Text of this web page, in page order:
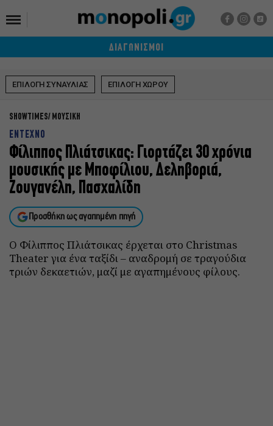
ΔΙΑΓΩΝΙΣΜΟΙ
ΕΠΙΛΟΓΗ ΣΥΝΑΥΛΙΑΣ ΕΠΙΛΟΓΗ ΧΩΡΟΥ
SHOWTIMES ΜΟΥΣΙΚΗ
ΕΝΤΕΧΝΟ
Φίλιππος Πλιάτσικας: Γιορτάζει 30 χρόνια
μουσικής με Μποφίλιου, Δεληβοριά,
Ζουγανέλη, Πασχαλίδη
Προσθήκη ως αγαπημένη πηγή
Ο Φίλιππος Πλιάτσικας έρχεται στο Christmas
Theater για ένα ταξίδι – αναδρομή σε τραγούδια
τριών δεκαετιών, μαζί με αγαπημένους φίλους.